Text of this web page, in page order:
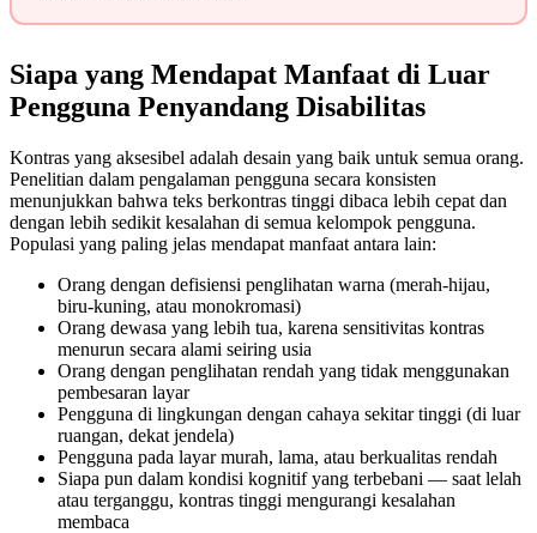
Siapa yang Mendapat Manfaat di Luar
Pengguna Penyandang Disabilitas
Kontras yang aksesibel adalah desain yang baik untuk semua orang.
Penelitian dalam pengalaman pengguna secara konsisten
menunjukkan bahwa teks berkontras tinggi dibaca lebih cepat dan
dengan lebih sedikit kesalahan di semua kelompok pengguna.
Populasi yang paling jelas mendapat manfaat antara lain:
Orang dengan defisiensi penglihatan warna (merah-hijau,
biru-kuning, atau monokromasi)
Orang dewasa yang lebih tua, karena sensitivitas kontras
menurun secara alami seiring usia
Orang dengan penglihatan rendah yang tidak menggunakan
pembesaran layar
Pengguna di lingkungan dengan cahaya sekitar tinggi (di luar
ruangan, dekat jendela)
Pengguna pada layar murah, lama, atau berkualitas rendah
Siapa pun dalam kondisi kognitif yang terbebani — saat lelah
atau terganggu, kontras tinggi mengurangi kesalahan
membaca